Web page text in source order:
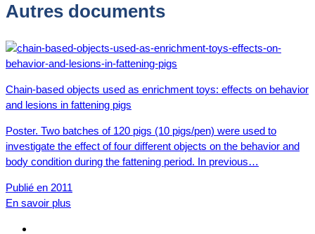
Autres documents
Chain-based objects used as enrichment toys: effects on behavior
and lesions in fattening pigs
Poster. Two batches of 120 pigs (10 pigs/pen) were used to
investigate the effect of four different objects on the behavior and
body condition during the fattening period. In previous…
Publié en 2011
En savoir plus